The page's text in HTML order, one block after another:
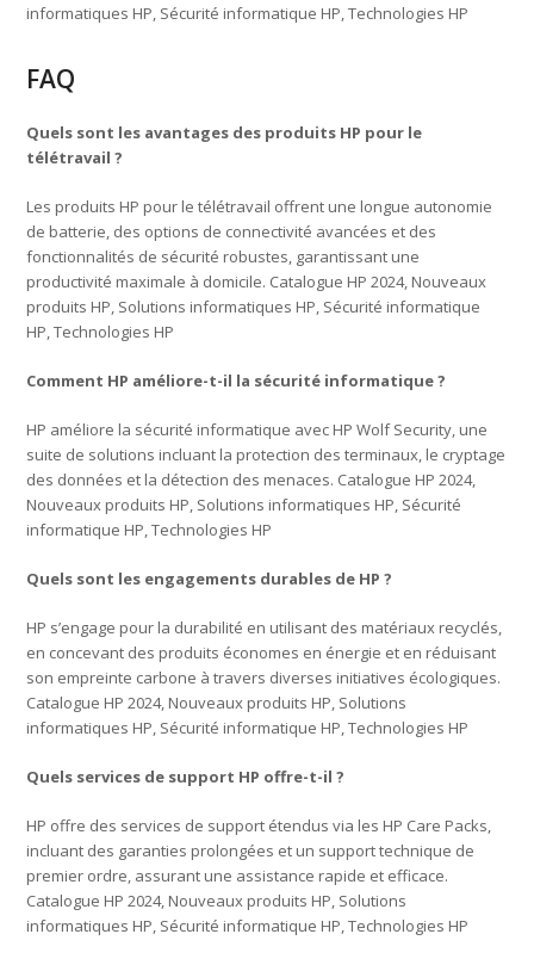
informatiques HP, Sécurité informatique HP, Technologies HP
FAQ
Quels sont les avantages des produits HP pour le
télétravail ?
Les produits HP pour le télétravail offrent une longue autonomie
de batterie, des options de connectivité avancées et des
fonctionnalités de sécurité robustes, garantissant une
productivité maximale à domicile. Catalogue HP 2024, Nouveaux
produits HP, Solutions informatiques HP, Sécurité informatique
HP, Technologies HP
Comment HP améliore-t-il la sécurité informatique ?
HP améliore la sécurité informatique avec HP Wolf Security, une
suite de solutions incluant la protection des terminaux, le cryptage
des données et la détection des menaces. Catalogue HP 2024,
Nouveaux produits HP, Solutions informatiques HP, Sécurité
informatique HP, Technologies HP
Quels sont les engagements durables de HP ?
HP s’engage pour la durabilité en utilisant des matériaux recyclés,
en concevant des produits économes en énergie et en réduisant
son empreinte carbone à travers diverses initiatives écologiques.
Catalogue HP 2024, Nouveaux produits HP, Solutions
informatiques HP, Sécurité informatique HP, Technologies HP
Quels services de support HP offre-t-il ?
HP offre des services de support étendus via les HP Care Packs,
incluant des garanties prolongées et un support technique de
premier ordre, assurant une assistance rapide et efficace.
Catalogue HP 2024, Nouveaux produits HP, Solutions
informatiques HP, Sécurité informatique HP, Technologies HP